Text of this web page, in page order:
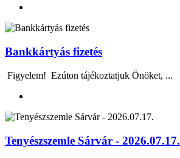
Bankkártyás fizetés
Figyelem! Ezúton tájékoztatjuk Önöket, ...
Tenyészszemle Sárvár - 2026.07.17.